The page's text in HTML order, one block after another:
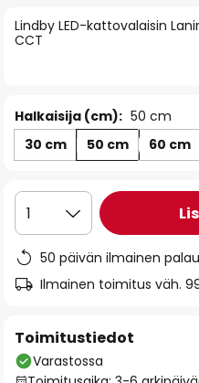
the
images
Lindby LED-kattovalaisin
CCT
Halkaisija (cm): 50 cm
30 cm
50 cm 60 cm
1
50 päivän ilmainen
Ilmainen toimitus väh.
Toimitustiedot
Varastossa